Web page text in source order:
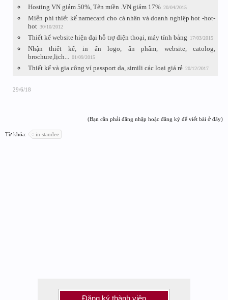
Hosting VN giảm 50%, Tên miền .VN giảm 17% 20/04/2015
Miễn phí thiết kế namecard cho cá nhân và doanh nghiệp hot -hot-
hot 30/10/2012
Thiết kế website hiện đại hỗ trợ điện thoại, máy tính bảng 17/03/2015
Nhận thiết kế, in ấn logo, ấn phẩm, website, catolog,
brochure,lịch...
01/09/2015
Thiết kế và gia công ví passport da, simili các loại giá rẻ 20/12/2017
29/6/18
(Bạn cần phải đăng nhập hoặc đăng ký để viết bài ở đây)
Từ khóa: in standee
Đăng ký thành viên